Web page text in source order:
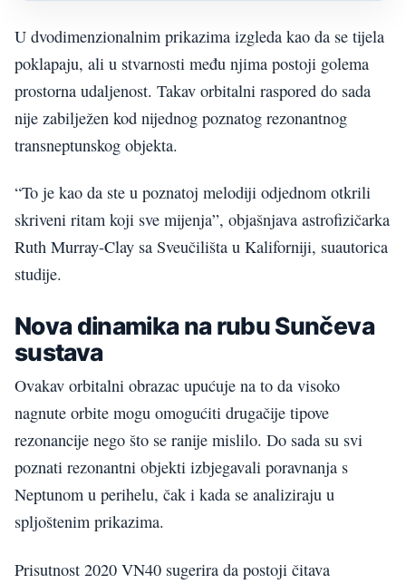
U dvodimenzionalnim prikazima izgleda kao da se tijela
poklapaju, ali u stvarnosti među njima postoji golema
prostorna udaljenost. Takav orbitalni raspored do sada
nije zabilježen kod nijednog poznatog rezonantnog
transneptunskog objekta.
“To je kao da ste u poznatoj melodiji odjednom otkrili
skriveni ritam koji sve mijenja”, objašnjava astrofizičarka
Ruth Murray-Clay sa Sveučilišta u Kaliforniji, suautorica
studije.
Nova dinamika na rubu Sunčeva
sustava
Ovakav orbitalni obrazac upućuje na to da visoko
nagnute orbite mogu omogućiti drugačije tipove
rezonancije nego što se ranije mislilo. Do sada su svi
poznati rezonantni objekti izbjegavali poravnanja s
Neptunom u perihelu, čak i kada se analiziraju u
spljoštenim prikazima.
Prisutnost 2020 VN40 sugerira da postoji čitava